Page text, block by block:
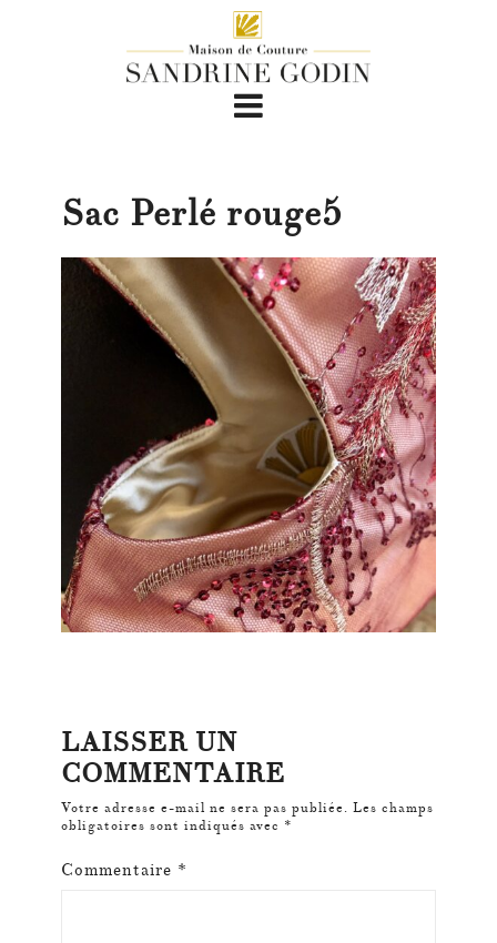
Sac Perlé rouge5
LAISSER UN
COMMENTAIRE
Votre adresse e-mail ne sera pas publiée. Les champs
obligatoires sont indiqués avec *
Commentaire *